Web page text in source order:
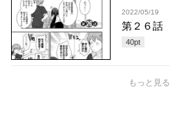
2022/05/19
第２６話
40pt
もっと見る